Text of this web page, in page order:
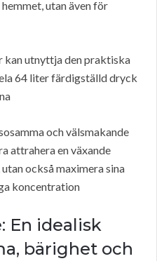
utan även för
kan utnyttja den praktiska
64 liter färdigställd dryck
och välsmakande
attrahera en växande
också maximera sina
koncentration
En idealisk
bärighet och